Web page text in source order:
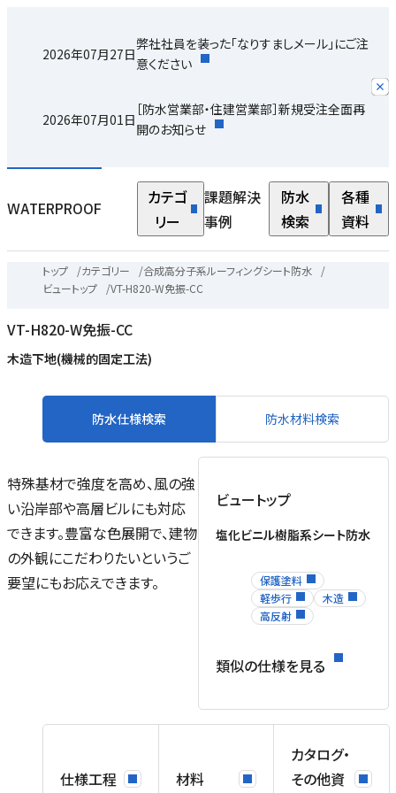
2026年07月27日
弊社社員を装った「なりすましメール」にご注
意ください
2026年07月01日
［防水営業部・住建営業部］新規受注全面再
開のお知らせ
WATERPROOF
カテゴ
リー
課題解決
事例
防水
検索
各種
資料
トップ /カテゴリー /合成高分子系ルーフィングシート防水
/
ビュートップ
/VT-H820-W免振-CC
VT-H820-W免振-CC
木造下地(機械的固定工法)
防水仕様検索 防水材料検索
特殊基材で強度を高め、風の強
い沿岸部や高層ビルにも対応
できます。豊富な色展開で、建物
の外観にこだわりたいというご
要望にもお応えできます。
ビュートップ
塩化ビニル樹脂系シート防水
保護塗料
軽歩行
木造
高反射
類似の仕様を見る
仕様工程 材料
カタログ・
その他資